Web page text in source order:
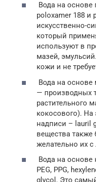
Вода на основе
poloxamer 188 и
искусственно-
который
используют в
мазей,
кожи и не
Вода на основе
— производных
растительного
кокосового). На
надписи – lauril
вещества также
желательно их
Вода на основе
PEG, PPG,
glycol. Это